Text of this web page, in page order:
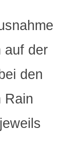
auf der
den
Rain